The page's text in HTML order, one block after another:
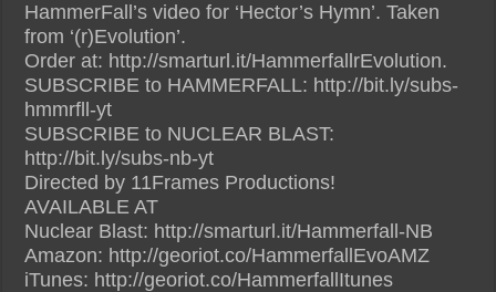
HammerFall’s video for ‘Hector’s Hymn’. Taken
from ‘(r)Evolution’.
Order at: http://smarturl.it/HammerfallrEvolution.
SUBSCRIBE to HAMMERFALL: http://bit.ly/subs-
hmmrfll-yt
SUBSCRIBE to NUCLEAR BLAST:
http://bit.ly/subs-nb-yt
Directed by 11Frames Productions!
AVAILABLE AT
Nuclear Blast: http://smarturl.it/Hammerfall-NB
Amazon: http://georiot.co/HammerfallEvoAMZ
iTunes: http://georiot.co/HammerfallItunes